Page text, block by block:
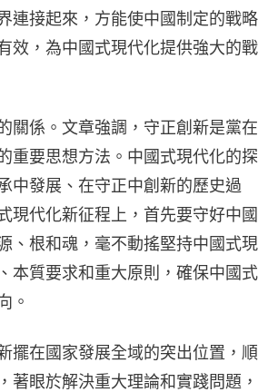
連接起來，方能使中國制定的戰略
效，為中國式現代化提供強大的戰
關係。文章強調，守正創新是黨在
重要思想方法。中國式現代化的探
中發展、在守正中創新的歷史過
現代化新征程上，首先要守好中國
、根和魂，毫不動搖堅持中國式現
本質要求和重大原則，確保中國式
。
擺在國家發展全域的突出位置，順
著眼於解決重大理論和實踐問題，